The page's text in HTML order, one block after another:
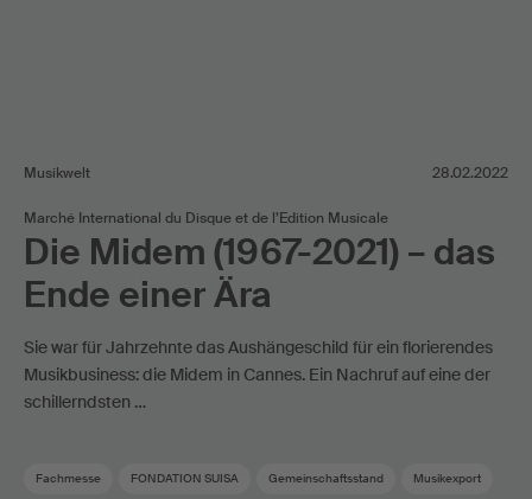
Musikwelt 28.02.2022
Marché International du Disque et de l’Edition Musicale
Die Midem (1967-2021) – das
Ende einer Ära
Sie war für Jahrzehnte das Aushängeschild für ein florierendes
Musikbusiness: die Midem in Cannes. Ein Nachruf auf eine der
schillerndsten …
Fachmesse FONDATION SUISA Gemeinschaftsstand Musikexport